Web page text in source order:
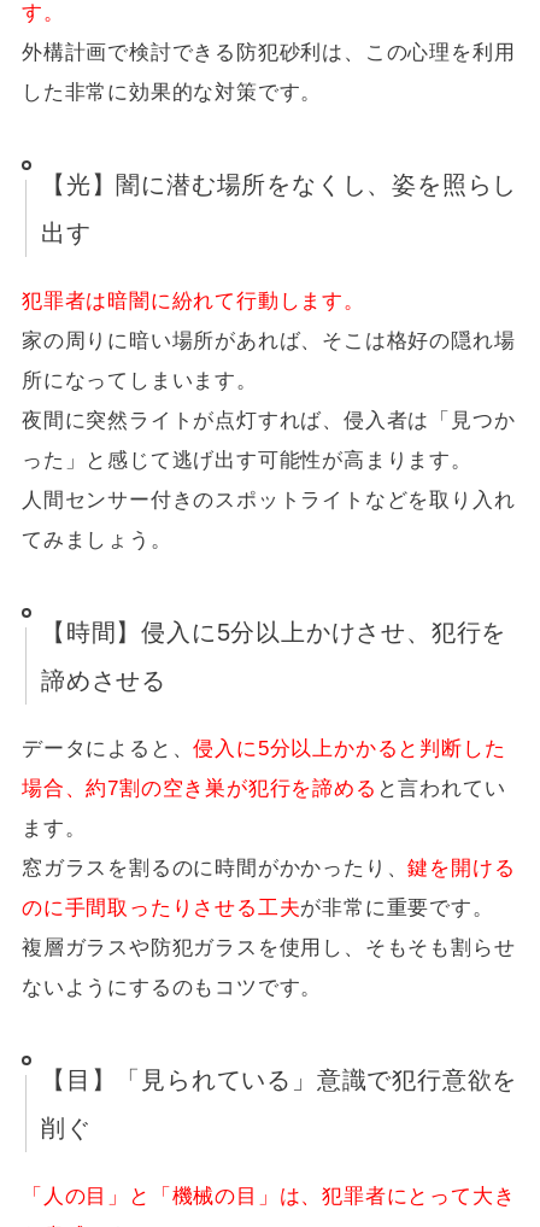
す。
外構計画で検討できる防犯砂利は、この心理を利用
した非常に効果的な対策です。
【光】闇に潜む場所をなくし、姿を照らし
出す
犯罪者は暗闇に紛れて行動します。
家の周りに暗い場所があれば、そこは格好の隠れ場
所になってしまいます。
夜間に突然ライトが点灯すれば、侵入者は「見つか
った」と感じて逃げ出す可能性が高まります。
人間センサー付きのスポットライトなどを取り入れ
てみましょう。
【時間】侵入に5分以上かけさせ、犯行を
諦めさせる
データによると、侵入に5分以上かかると判断した
場合、約7割の空き巣が犯行を諦める と言われてい
ます。
窓ガラスを割るのに時間がかかったり、鍵を開ける
のに手間取ったりさせる工夫が非常に重要です。
複層ガラスや防犯ガラスを使用し、そもそも割らせ
ないようにするのもコツです。
【目】「見られている」意識で犯行意欲を
削ぐ
「人の目」と「機械の目」は、犯罪者にとって大き